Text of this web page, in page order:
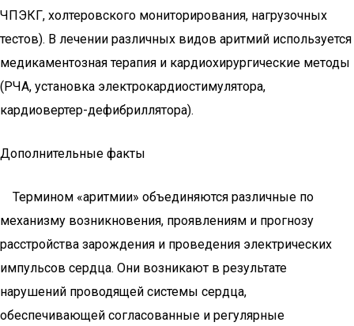
ЧПЭКГ, холтеровского мониторирования, нагрузочных
тестов). В лечении различных видов аритмий используется
медикаментозная терапия и кардиохирургические методы
(РЧА, установка электрокардиостимулятора,
кардиовертер-дефибриллятора).
Дополнительные факты
Термином «аритмии» объединяются различные по
механизму возникновения, проявлениям и прогнозу
расстройства зарождения и проведения электрических
импульсов сердца. Они возникают в результате
нарушений проводящей системы сердца,
обеспечивающей согласованные и регулярные